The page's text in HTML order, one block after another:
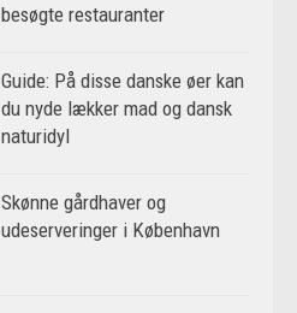
besøgte restauranter
Guide: På disse danske øer kan
du nyde lækker mad og dansk
naturidyl
Skønne gårdhaver og
udeserveringer i København